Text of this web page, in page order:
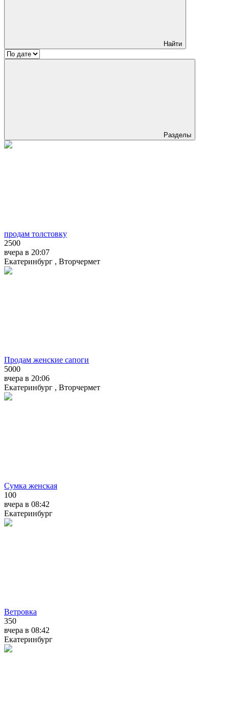
Найти
Разделы
продам толстовку
2500
вчера в 20:07
Екатеринбург , Вторчермет
Продам женские сапоги
5000
вчера в 20:06
Екатеринбург , Вторчермет
Сумка женская
100
вчера в 08:42
Екатеринбург
Ветровка
350
вчера в 08:42
Екатеринбург